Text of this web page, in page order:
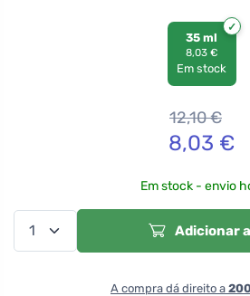
35 ml
8,03 €
Em stock
12,10€
8,03 €
Em stock - envio
Adicionar
A compra dá direito a